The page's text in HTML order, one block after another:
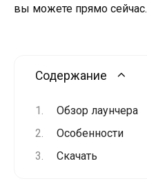
вы можете прямо сейчас.
Содержание
Обзор лаунчера
Особенности
Скачать